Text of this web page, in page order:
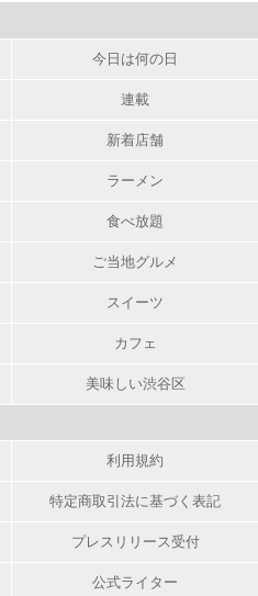
今日は何の日
連載
新着店舗
ラーメン
食べ放題
ご当地グルメ
スイーツ
カフェ
美味しい渋谷区
利用規約
特定商取引法に基づく表記
プレスリリース受付
公式ライター